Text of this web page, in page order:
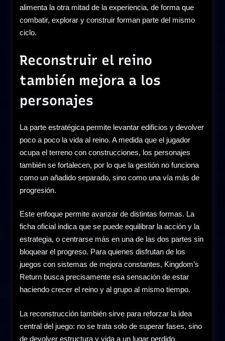
alimenta la otra mitad de la experiencia, de forma que
combatir, explorar y construir forman parte del mismo
ciclo.
Reconstruir el reino
también mejora a los
personajes
La parte estratégica permite levantar edificios y devolver
poco a poco la vida al reino. A medida que el jugador
ocupa el terreno con construcciones, los personajes
también se fortalecen, por lo que la gestión no funciona
como un añadido separado, sino como una vía más de
progresión.
Este enfoque permite avanzar de distintas formas. La
ficha oficial indica que se puede equilibrar la acción y la
estrategia, o centrarse más en una de las dos partes sin
bloquear el progreso. Para quienes disfrutan de los
juegos con sistemas de mejora constantes, Kingdom’s
Return busca precisamente esa sensación de estar
haciendo crecer el reino y al grupo al mismo tiempo.
La reconstrucción también sirve para reforzar la idea
central del juego: no se trata solo de superar fases, sino
de devolver estructura y vida a un lugar perdido.